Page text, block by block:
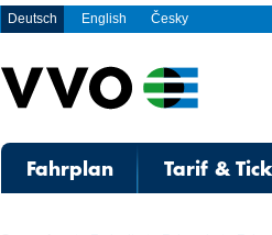
Deutsch English Česky
Fahrplan Tarif &